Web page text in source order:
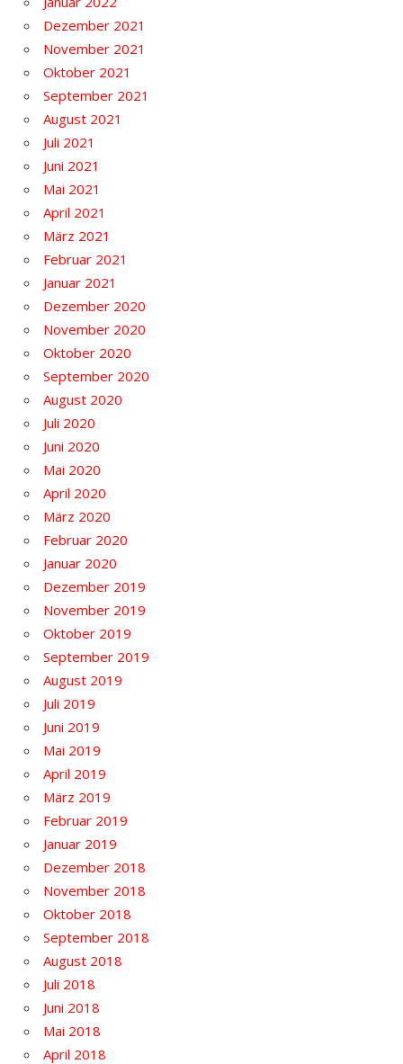
Dezember 2021
November 2021
Oktober 2021
September 2021
August 2021
Juli 2021
Juni 2021
Mai 2021
April 2021
März 2021
Februar 2021
Januar 2021
Dezember 2020
November 2020
Oktober 2020
September 2020
August 2020
Juli 2020
Juni 2020
Mai 2020
April 2020
März 2020
Februar 2020
Januar 2020
Dezember 2019
November 2019
Oktober 2019
September 2019
August 2019
Juli 2019
Juni 2019
Mai 2019
April 2019
März 2019
Februar 2019
Januar 2019
Dezember 2018
November 2018
Oktober 2018
September 2018
August 2018
Juli 2018
Juni 2018
Mai 2018
April 2018